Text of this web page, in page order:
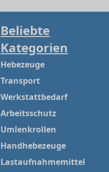
Beliebte
Kategorien
Hebezeuge
Transport
Werkstattbedarf
Arbeitsschutz
Umlenkrollen
Handhebezeuge
Lastaufnahmemittel